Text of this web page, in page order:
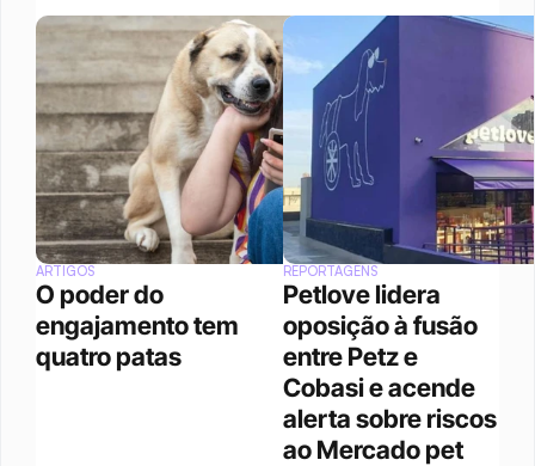
ARTIGOS
O poder do
engajamento tem
quatro patas
REPORTAGENS
Petlove lidera
oposição à fusão
entre Petz e
Cobasi e acende
alerta sobre riscos
ao Mercado pet